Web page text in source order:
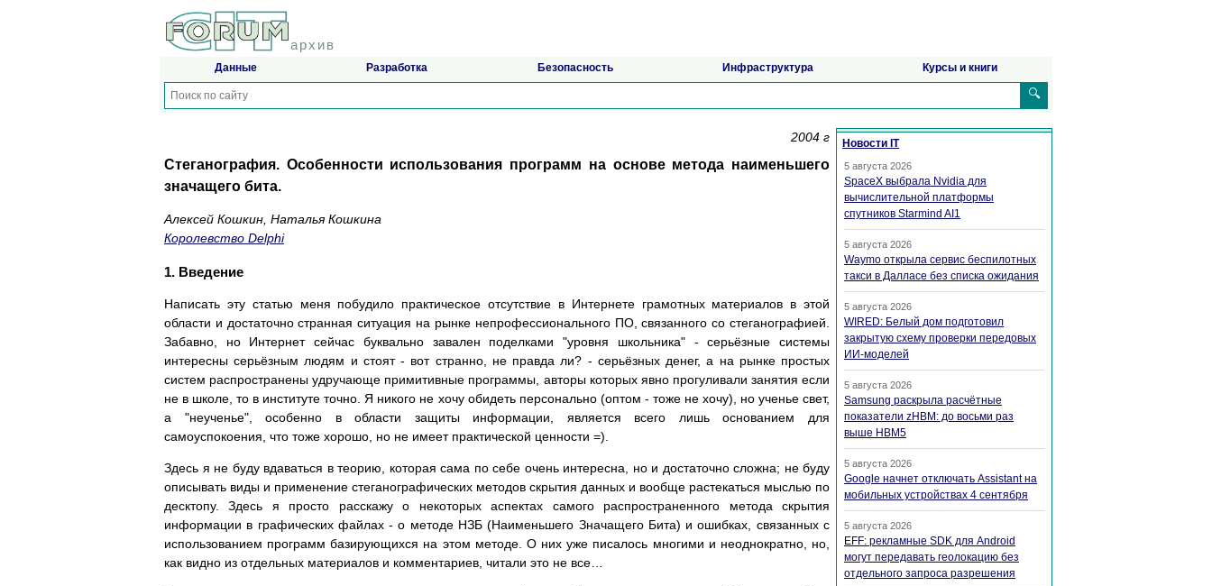
архив
Данные Разработка Безопасность Инфраструктура Курсы и книги
🔍
2004 г
Стеганография. Особенности использования программ на основе метода наименьшего
значащего бита.
Алексей Кошкин, Наталья Кошкина
Королевство Delphi
1. Введение
Написать эту статью меня побудило практическое отсутствие в Интернете грамотных материалов в этой
области и достаточно странная ситуация на рынке непрофессионального ПО, связанного со стеганографией.
Забавно, но Интернет сейчас буквально завален поделками "уровня школьника" - серьёзные системы
интересны серьёзным людям и стоят - вот странно, не правда ли? - серьёзных денег, а на рынке простых
систем распространены удручающе примитивные программы, авторы которых явно прогуливали занятия если
не в школе, то в институте точно. Я никого не хочу обидеть персонально (оптом - тоже не хочу), но ученье свет,
а "неученье", особенно в области защиты информации, является всего лишь основанием для
самоуспокоения, что тоже хорошо, но не имеет практической ценности =).
Здесь я не буду вдаваться в теорию, которая сама по себе очень интересна, но и достаточно сложна; не буду
описывать виды и применение стеганографических методов скрытия данных и вообще растекаться мыслью по
десктопу. Здесь я просто расскажу о некоторых аспектах самого распространенного метода скрытия
информации в графических файлах - о методе НЗБ (Наименьшего Значащего Бита) и ошибках, связанных с
использованием программ базирующихся на этом методе. О них уже писалось многими и неоднократно, но,
как видно из отдельных материалов и комментариев, читали это не все…
Новости IT
5 августа 2026
SpaceX выбрала Nvidia для
вычислительной платформы
спутников Starmind AI1
5 августа 2026
Waymo открыла сервис беспилотных
такси в Далласе без списка ожидания
5 августа 2026
WIRED: Белый дом подготовил
закрытую схему проверки передовых
ИИ-моделей
5 августа 2026
Samsung раскрыла расчётные
показатели zHBM: до восьми раз
выше HBM5
5 августа 2026
Google начнет отключать Assistant на
мобильных устройствах 4 сентября
5 августа 2026
EFF: рекламные SDK для Android
могут передавать геолокацию без
отдельного запроса разрешения